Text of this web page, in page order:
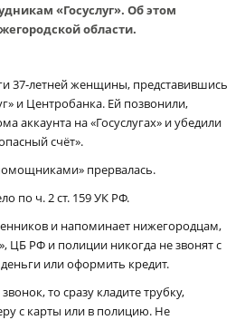
«Госуслуг». Об этом
области.
37‑летней женщины, представившись
и Центробанка. Ей позвонили,
аккаунта на «Госуслугах» и убедили
счёт».
прервалась.
по ч. 2 ст. 159 УК РФ.
и напоминает нижегородцам,
ЦБ РФ и полиции никогда не звонят с
или оформить кредит.
то сразу кладите трубку,
с карты или в полицию. Не